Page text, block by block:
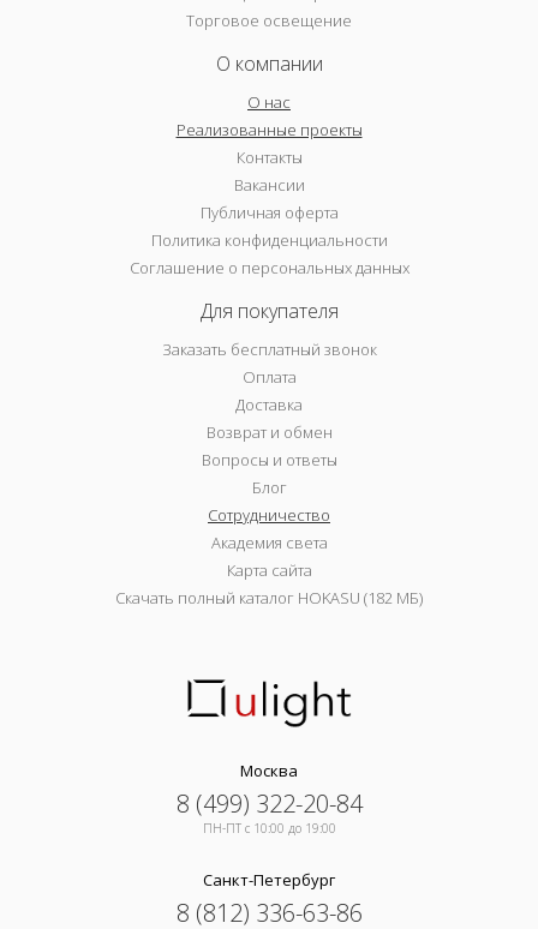
Торговое освещение
О компании
О нас
Реализованные проекты
Контакты
Вакансии
Публичная оферта
Политика конфиденциальности
Соглашение о персональных данных
Для покупателя
Заказать бесплатный звонок
Оплата
Доставка
Возврат и обмен
Вопросы и ответы
Блог
Сотрудничество
Академия света
Карта сайта
Скачать полный каталог HOKASU (182 МБ)
Москва
8 (499) 322-20-84
ПН-ПТ c 10:00 до 19:00
Санкт-Петербург
8 (812) 336-63-86